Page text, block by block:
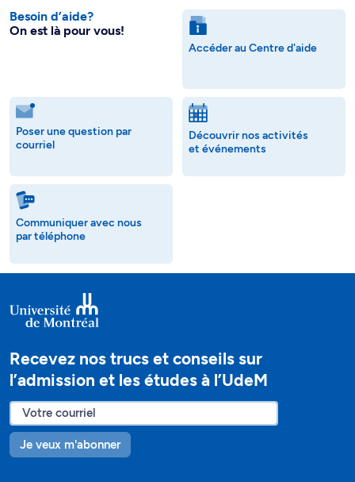
Besoin d’aide?
On est là pour vous!
Accéder au Centre d'aide
Poser une question par
courriel
Découvrir nos activités
et événements
Communiquer avec nous
par téléphone
Recevez nos trucs et conseils sur
l’admission et les études à l’UdeM
Je veux m'abonner